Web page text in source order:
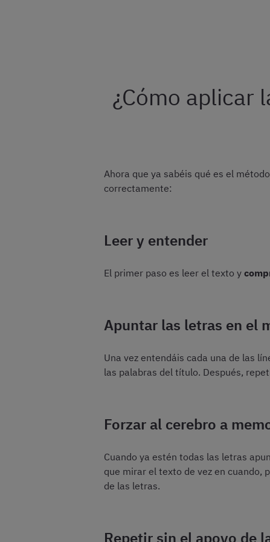
¿Cómo aplicar
Ahora que ya sabéis qué es el
correctamente:
Leer y entender
El primer paso es leer el texto y
Apuntar las letras en el
Una vez entendáis cada una de las
las palabras del título. Después,
Forzar al cerebro a
Cuando ya estén todas las letras
que mirar el texto de vez en cuando,
de las letras.
Repetir sin el apoyo de